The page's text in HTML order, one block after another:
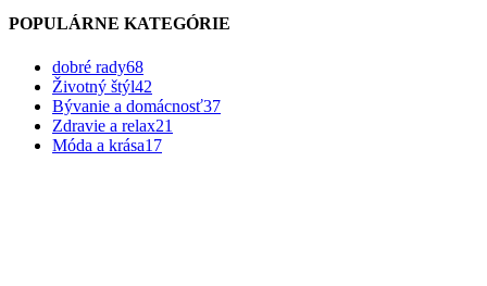
POPULÁRNE KATEGÓRIE
dobré rady68
Životný štýl42
Bývanie a domácnosť37
Zdravie a relax21
Móda a krása17